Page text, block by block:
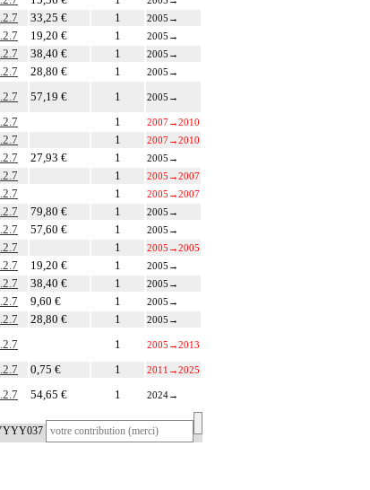
33,25 € 1 2005 →
19,20 € 1 2005 →
38,40 € 1 2005 →
28,80 € 1 2005 →
57,19 € 1 2005 →
1 2007→2010
1 2007→2010
27,93 € 1 2005 →
1 2005 →2007
1 2005 →2007
79,80 € 1 2005 →
57,60 € 1 2005 →
1 2005 →2005
19,20 € 1 2005 →
38,40 € 1 2005 →
9,60 € 1 2005 →
28,80 € 1 2005 →
1 2005 →2013
0,75 € 1 2011 →2025
54,65 € 1 2024→